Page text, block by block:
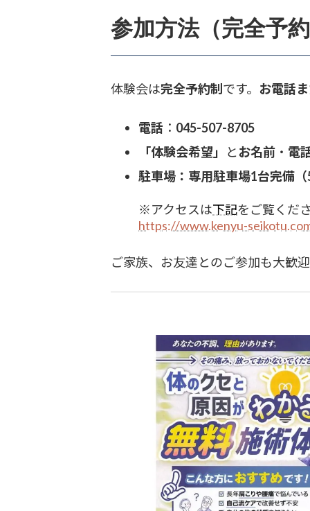
参加方法（完全予
体験会は完全予約制です。 お電話
電話 ： 045-507-8705
「体験会希望」
とお名前 ・ 電
駐車場：専用駐車場1台完備
※アクセスは下記をご覧くだ
https://www.kenyu-
ご家族、お友達とのご参加も大歓